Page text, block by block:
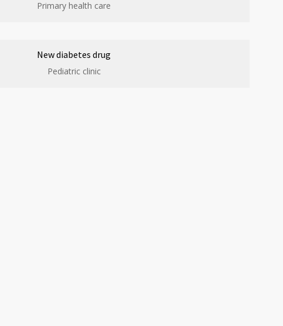
Primary health care
New diabetes drug
Pediatric clinic